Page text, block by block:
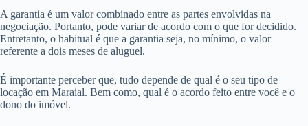
A garantia é um valor combinado entre as partes envolvidas na
negociação. Portanto, pode variar de acordo com o que for decidido.
Entretanto, o habitual é que a garantia seja, no mínimo, o valor
referente a dois meses de aluguel.
É importante perceber que, tudo depende de qual é o seu tipo de
locação em Maraial. Bem como, qual é o acordo feito entre você e o
dono do imóvel.